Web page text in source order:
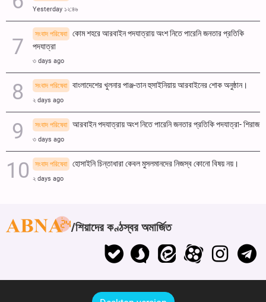
Yesterday ১২:৪৬
সংবাদ পরিষেবা
কোম শহরে আরবাইন পদযাত্রায় অংশ নিতে পারেনি জনতার প্রতিকি
পদযাত্রা
৩ days ago
সংবাদ পরিষেবা বাংলাদেশের খুলনার পাঞ্জ-তান হুসাইনিয়ায় আরবাইনের শোক অনুষ্ঠান।
২ days ago
সংবাদ পরিষেবা আরবাইন পদযাত্রায় অংশ নিতে পারেনি জনতার প্রতিকি পদযাত্রা- শিরাজ
৩ days ago
সংবাদ পরিষেবা হোসাইনি চিন্তাধারা কেবল মুসলমানদের নিজস্ব কোনো বিষয় নয়।
২ days ago
শিয়াদের কণ্ঠস্বর অমার্জিত